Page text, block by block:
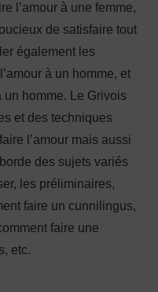
l’amour à une femme,
de satisfaire tout
également les
à un homme, et
homme. Le Grivois
et des techniques
l’amour mais aussi
des sujets variés
les préliminaires,
faire un cunnilingus,
faire une
etc.